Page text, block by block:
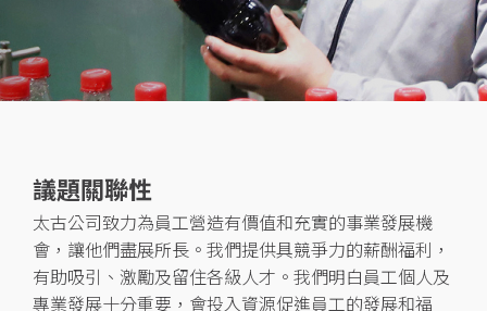
議題關聯性
太古公司致力為員工營造有價值和充實的事業發展機
會，讓他們盡展所長。我們提供具競爭力的薪酬福利，
有助吸引、激勵及留住各級人才。我們明白員工個人及
專業發展十分重要，會投入資源促進員工的發展和福